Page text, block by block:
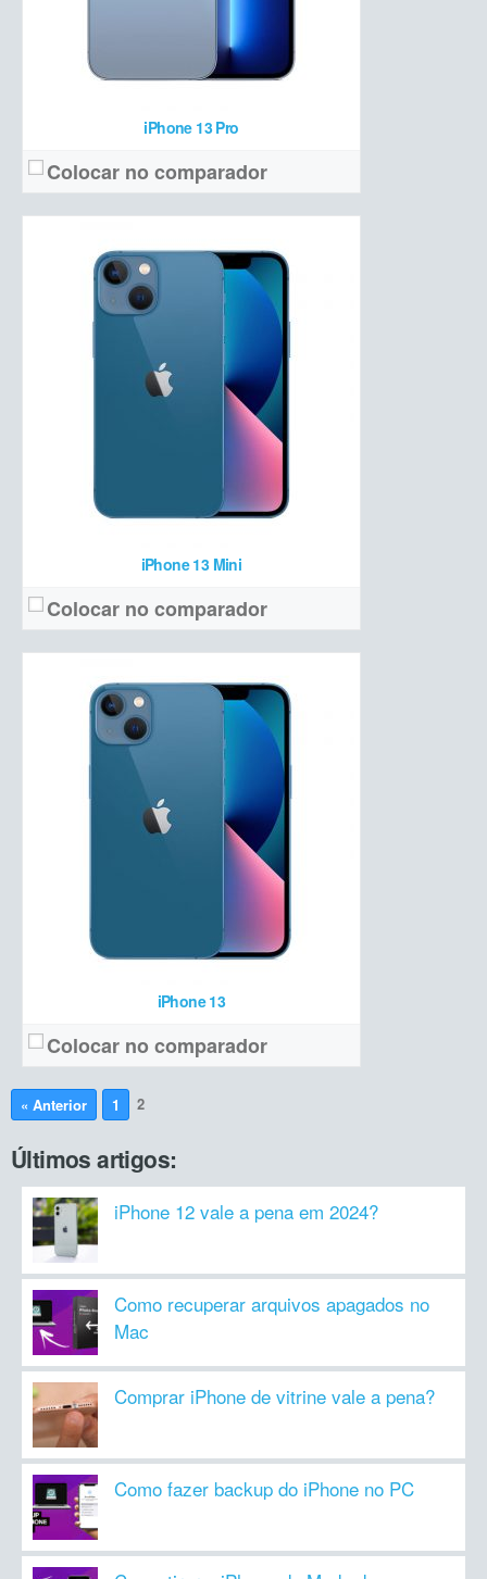
iPhone 13 Pro
Colocar no comparador
iPhone 13 Mini
Colocar no comparador
iPhone 13
Colocar no comparador
OLED 6,1 polegadas Full HD+
Câmera: Dupla (12 MP + 12 MP ultrawide)
Hardware:
Apple A15 Bionic + 6 GB de RAM + 128/256/512 GB NVMe
Bateria:
3095 mAh
Preço de lançamento:a partir de R$ 7.599 (128 GB)
« Anterior 1 2
Últimos artigos:
iPhone 12 vale a pena em 2024?
Como recuperar arquivos apagados no
Mac
Comprar iPhone de vitrine vale a pena?
Como fazer backup do iPhone no PC